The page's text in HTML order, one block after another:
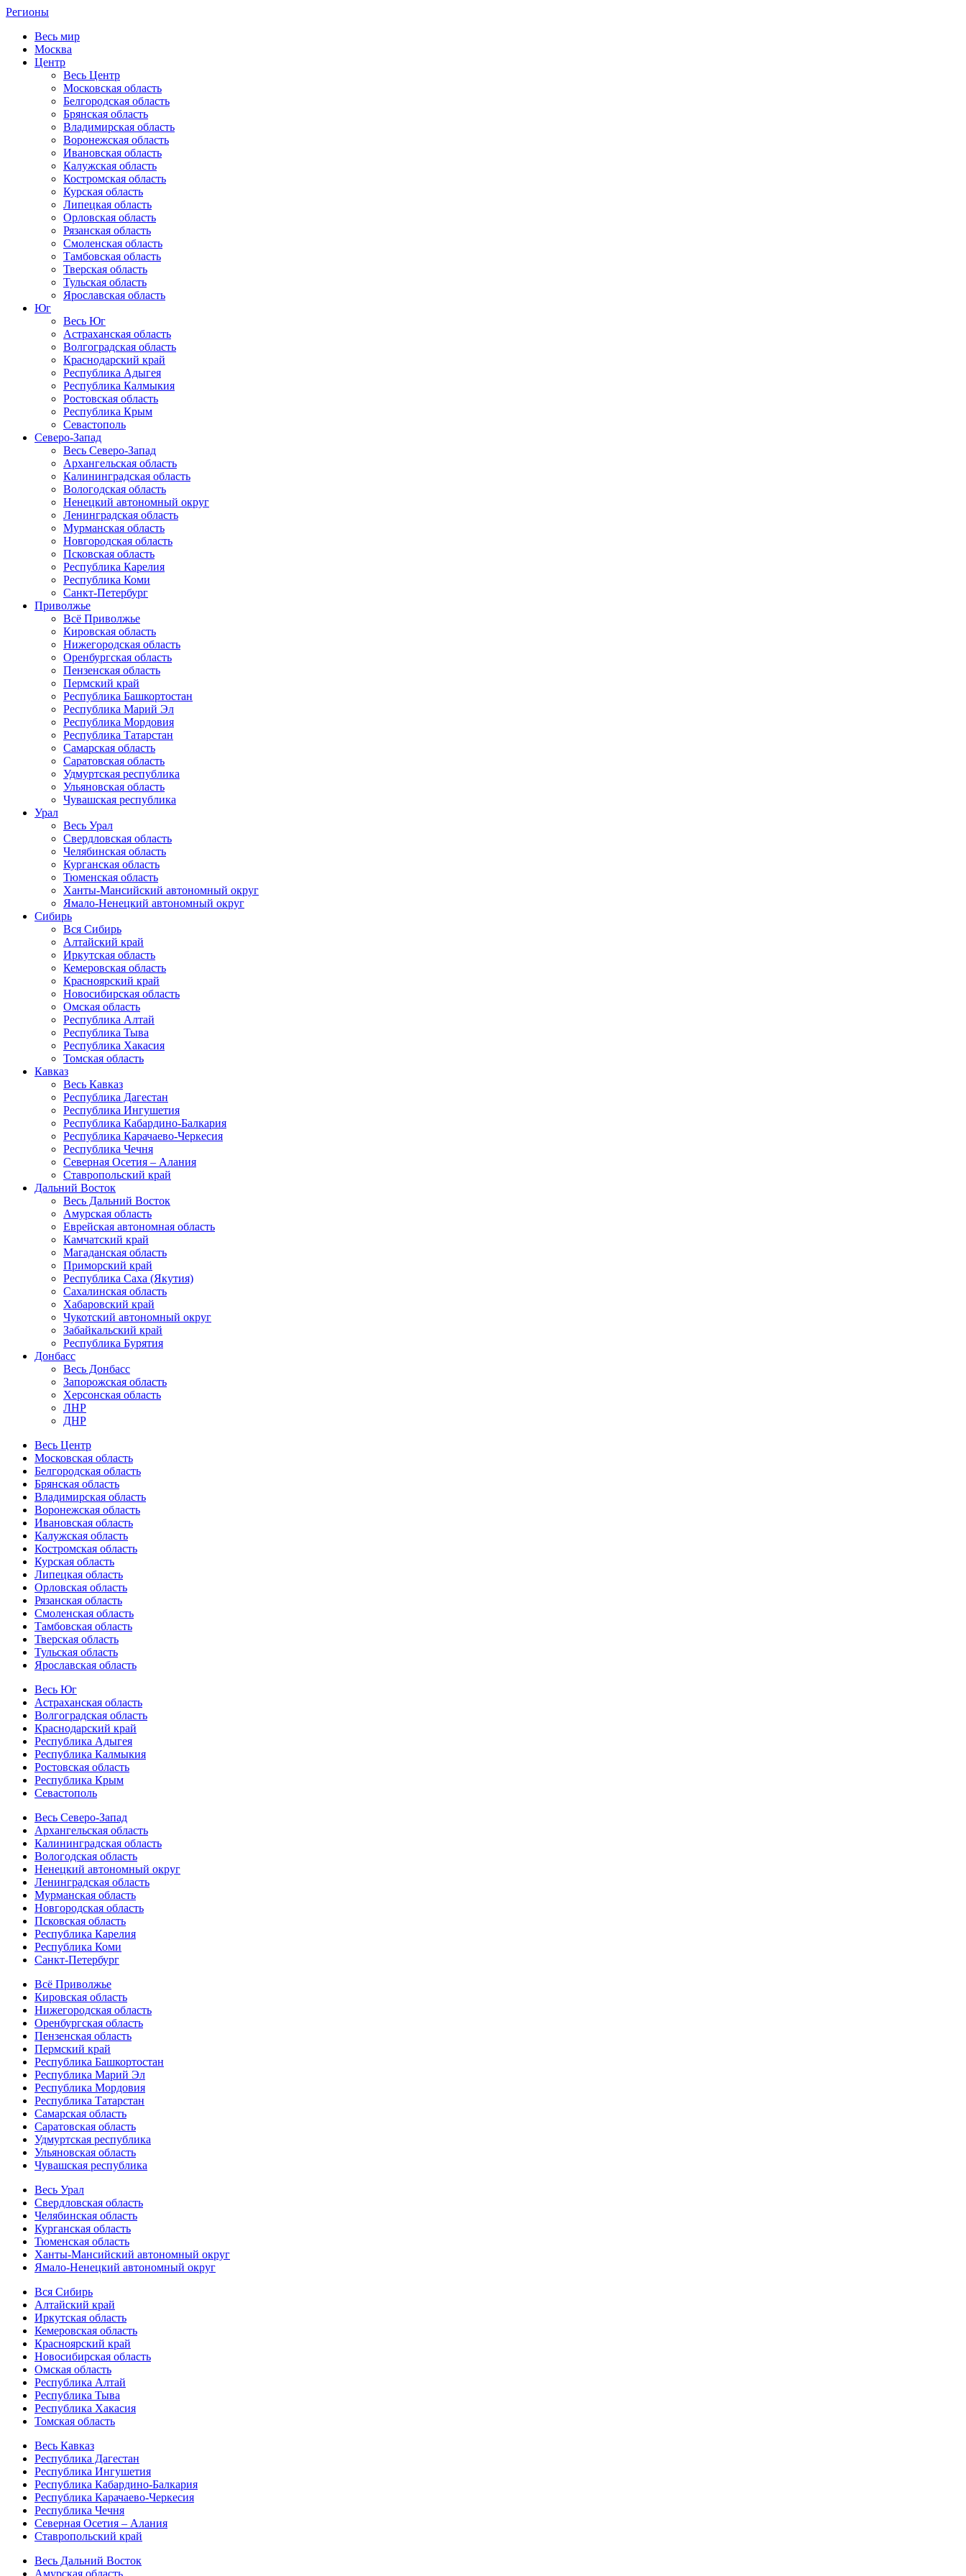
Регионы
Весь мир
Москва
Центр
Весь Центр
Московская область
Белгородская область
Брянская область
Владимирская область
Воронежская область
Ивановская область
Калужская область
Костромская область
Курская область
Липецкая область
Орловская область
Рязанская область
Смоленская область
Тамбовская область
Тверская область
Тульская область
Ярославская область
Юг
Весь Юг
Астраханская область
Волгоградская область
Краснодарский край
Республика Адыгея
Республика Калмыкия
Ростовская область
Республика Крым
Севастополь
Северо-Запад
Весь Северо-Запад
Архангельская область
Калининградская область
Вологодская область
Ненецкий автономный округ
Ленинградская область
Мурманская область
Новгородская область
Псковская область
Республика Карелия
Республика Коми
Санкт-Петербург
Приволжье
Всё Приволжье
Кировская область
Нижегородская область
Оренбургская область
Пензенская область
Пермский край
Республика Башкортостан
Республика Марий Эл
Республика Мордовия
Республика Татарстан
Самарская область
Саратовская область
Удмуртская республика
Ульяновская область
Чувашская республика
Урал
Весь Урал
Свердловская область
Челябинская область
Курганская область
Тюменская область
Ханты-Мансийский автономный округ
Ямало-Ненецкий автономный округ
Сибирь
Вся Сибирь
Алтайский край
Иркутская область
Кемеровская область
Красноярский край
Новосибирская область
Омская область
Республика Алтай
Республика Тыва
Республика Хакасия
Томская область
Кавказ
Весь Кавказ
Республика Дагестан
Республика Ингушетия
Республика Кабардино-Балкария
Республика Карачаево-Черкесия
Республика Чечня
Северная Осетия – Алания
Ставропольский край
Дальний Восток
Весь Дальний Восток
Амурская область
Еврейская автономная область
Камчатский край
Магаданская область
Приморский край
Республика Саха (Якутия)
Сахалинская область
Хабаровский край
Чукотский автономный округ
Забайкальский край
Республика Бурятия
Донбасс
Весь Донбасс
Запорожская область
Херсонская область
ЛНР
ДНР
Весь Центр
Московская область
Белгородская область
Брянская область
Владимирская область
Воронежская область
Ивановская область
Калужская область
Костромская область
Курская область
Липецкая область
Орловская область
Рязанская область
Смоленская область
Тамбовская область
Тверская область
Тульская область
Ярославская область
Весь Юг
Астраханская область
Волгоградская область
Краснодарский край
Республика Адыгея
Республика Калмыкия
Ростовская область
Республика Крым
Севастополь
Весь Северо-Запад
Архангельская область
Калининградская область
Вологодская область
Ненецкий автономный округ
Ленинградская область
Мурманская область
Новгородская область
Псковская область
Республика Карелия
Республика Коми
Санкт-Петербург
Всё Приволжье
Кировская область
Нижегородская область
Оренбургская область
Пензенская область
Пермский край
Республика Башкортостан
Республика Марий Эл
Республика Мордовия
Республика Татарстан
Самарская область
Саратовская область
Удмуртская республика
Ульяновская область
Чувашская республика
Весь Урал
Свердловская область
Челябинская область
Курганская область
Тюменская область
Ханты-Мансийский автономный округ
Ямало-Ненецкий автономный округ
Вся Сибирь
Алтайский край
Иркутская область
Кемеровская область
Красноярский край
Новосибирская область
Омская область
Республика Алтай
Республика Тыва
Республика Хакасия
Томская область
Весь Кавказ
Республика Дагестан
Республика Ингушетия
Республика Кабардино-Балкария
Республика Карачаево-Черкесия
Республика Чечня
Северная Осетия – Алания
Ставропольский край
Весь Дальний Восток
Амурская область